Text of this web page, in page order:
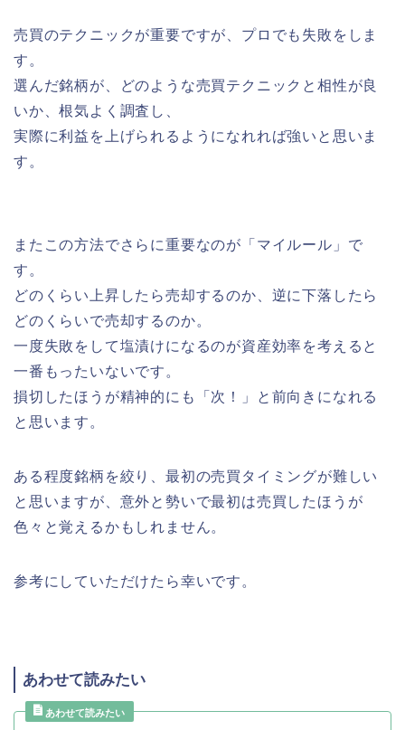
売買のテクニックが重要ですが、プロでも失敗をしま
す。
選んだ銘柄が、どのような売買テクニックと相性が良
いか、根気よく調査し、
実際に利益を上げられるようになれれば強いと思いま
す。
またこの方法でさらに重要なのが「マイルール」で
す。
どのくらい上昇したら売却するのか、逆に下落したら
どのくらいで売却するのか。
一度失敗をして塩漬けになるのが資産効率を考えると
一番もったいないです。
損切したほうが精神的にも「次！」と前向きになれる
と思います。
ある程度銘柄を絞り、最初の売買タイミングが難しい
と思いますが、意外と勢いで最初は売買したほうが
色々と覚えるかもしれません。
参考にしていただけたら幸いです。
あわせて読みたい